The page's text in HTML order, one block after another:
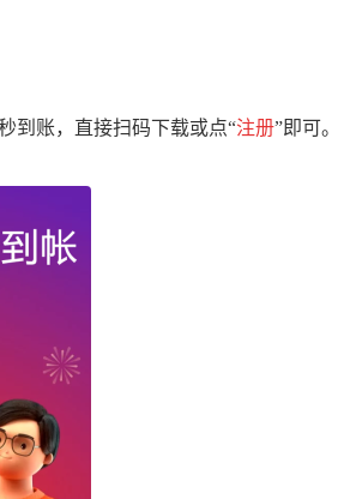
到账，直接扫码下载或点“注册”即可